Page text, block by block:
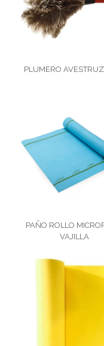
PLUMERO
PAÑO ROLLO
VAJILLA